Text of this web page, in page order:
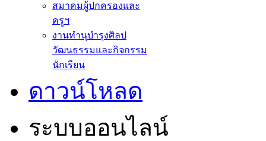
สมาคมผู้ปกครองและ
ครูฯ
งานทำนุบำรุงศิลป
วัฒนธรรมและกิจกรรม
นักเรียน
ดาวน์โหลด
ระบบออนไลน์